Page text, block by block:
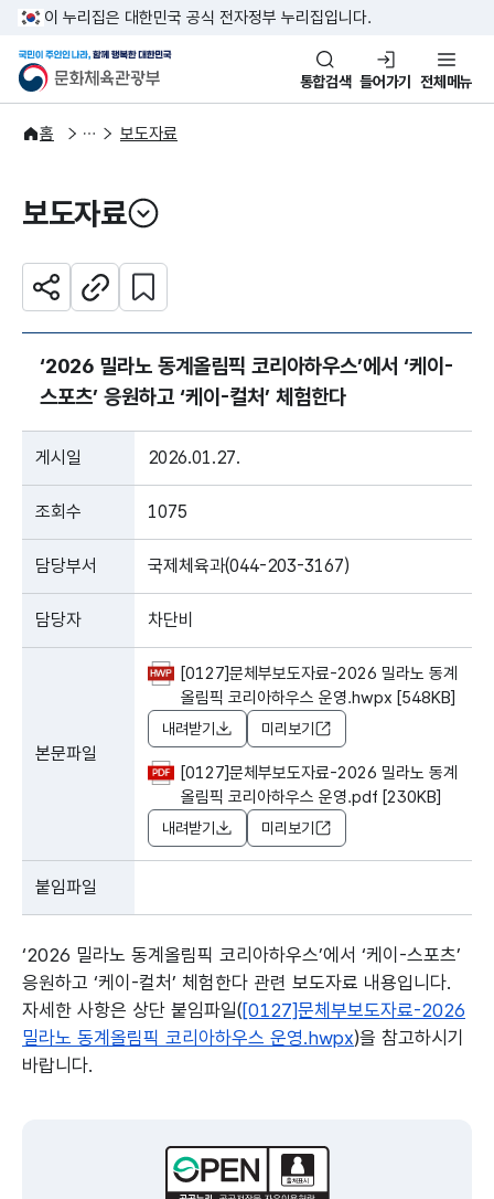
본문 바로가기
주메뉴 바로가기
이 누리집은 대한민국 공식 전자정부 누리집입니다.
문화체육관광부
국민이 주인인 나라, 함께 행복
통합검색 들어가기 전체메뉴
홈
알림·소식
보도·뉴스 보도자료
보도자료
열기
공유하기주소복사
관심 콘텐츠 설정하기
‘2026 밀라노 동계올림픽 코리아하우스’에서 ‘케이-
스포츠’ 응원하고 ‘케이-컬처’ 체험한다
게시일 2026.01.27.
조회수 1075
담당부서 국제체육과(044-203-3167)
담당자 차단비
본문파일
[0127]문체부보도자료-2026 밀라노 동계
올림픽 코리아하우스 운영.hwpx [548KB]
내려받기 미리보기
[0127]문체부보도자료-2026 밀라노 동계
올림픽 코리아하우스 운영.pdf [230KB]
내려받기 미리보기
붙임파일
‘2026 밀라노 동계올림픽 코리아하우스’에서 ‘케이-스포츠’
응원하고 ‘케이-컬처’ 체험한다 관련 보도자료 내용입니다.
자세한 사항은 상단 붙임파일([0127]문체부보도자료-2026
밀라노 동계올림픽 코리아하우스 운영.hwpx)을 참고하시기
바랍니다.